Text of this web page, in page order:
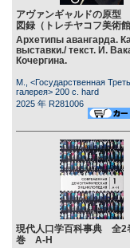
アヴァンギャルドの原型
図録（トレチヤコフ美術館
Архетипы авангарда.
выставки./ текст. И.
Кочергина.
М., <Государственная
галерея> 200 c. hard
2025 年 R281006
現代人口学百科事典 全
巻 А-Н